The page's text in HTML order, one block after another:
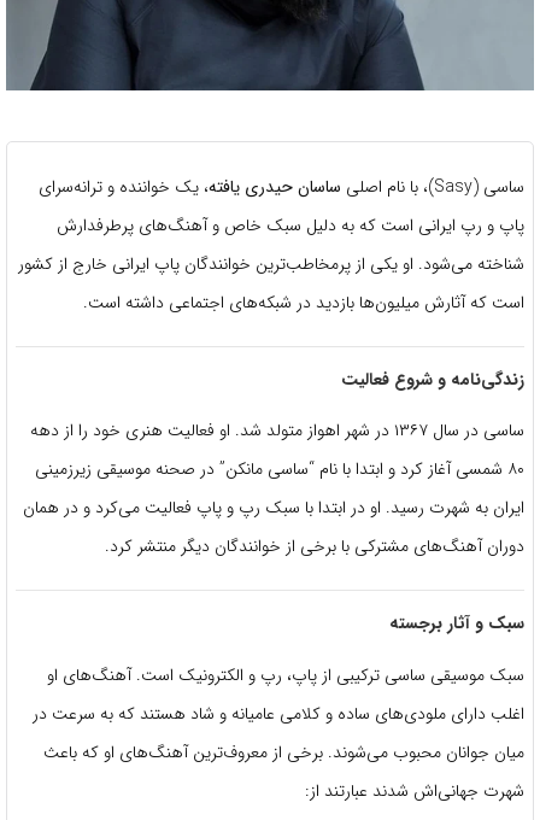
ساسی (Sasy)، با نام اصلی ساسان حیدری یافته، یک خواننده و ترانه‌سرای
پاپ و رپ ایرانی است که به دلیل سبک خاص و آهنگ‌های پرطرفدارش
شناخته می‌شود. او یکی از پرمخاطب‌ترین خوانندگان پاپ ایرانی خارج از کشور
است که آثارش میلیون‌ها بازدید در شبکه‌های اجتماعی داشته است.
زندگی‌نامه و شروع فعالیت
ساسی در سال ۱۳۶۷ در شهر اهواز متولد شد. او فعالیت هنری خود را از دهه
۸۰ شمسی آغاز کرد و ابتدا با نام “ساسی مانکن” در صحنه موسیقی زیرزمینی
ایران به شهرت رسید. او در ابتدا با سبک رپ و پاپ فعالیت می‌کرد و در همان
دوران آهنگ‌های مشترکی با برخی از خوانندگان دیگر منتشر کرد.
سبک و آثار برجسته
سبک موسیقی ساسی ترکیبی از پاپ، رپ و الکترونیک است. آهنگ‌های او
اغلب دارای ملودی‌های ساده و کلامی عامیانه و شاد هستند که به سرعت در
میان جوانان محبوب می‌شوند. برخی از معروف‌ترین آهنگ‌های او که باعث
شهرت جهانی‌اش شدند عبارتند از: